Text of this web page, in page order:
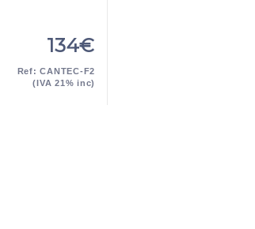
134€
Ref: CANTEC-F2
(IVA 21% inc)